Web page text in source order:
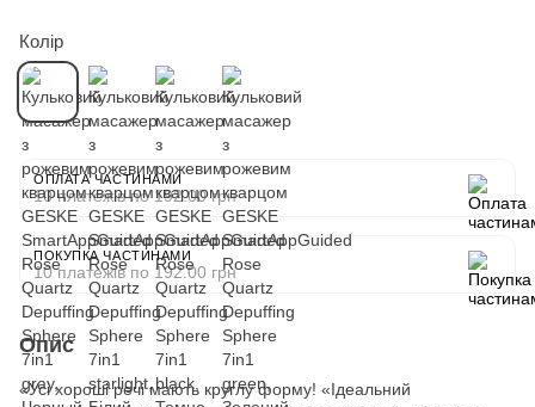
Колір
ОПЛАТА ЧАСТИНАМИ
10 платежів по 192.00 грн
ПОКУПКА ЧАСТИНАМИ
10 платежів по 192.00 грн
Опис
«Усі хороші речі мають круглу форму! «Ідеальний